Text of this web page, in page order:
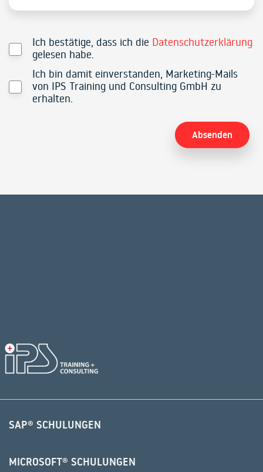
Ich bestätige, dass ich die Datenschutzerklärung
gelesen habe.
Ich bin damit einverstanden, Marketing-Mails
von IPS Training und Consulting GmbH zu
erhalten.
SAP® SCHULUNGEN
MICROSOFT® SCHULUNGEN